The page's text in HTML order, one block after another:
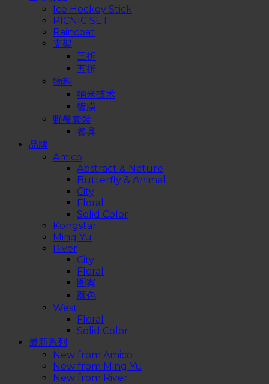
Ice Hockey Stick
PICNIC SET
Raincoat
支架
三折
五折
物料
纳米技术
镀膜
野餐套裝
餐具
品牌
Amico
Abstract & Nature
Butterfly & Animal
City
Floral
Solid Color
Kongstar
Ming Yu
River
City
Floral
图案
颜色
West
Floral
Solid Color
最新系列
New from Amico
New from Ming Yu
New from River